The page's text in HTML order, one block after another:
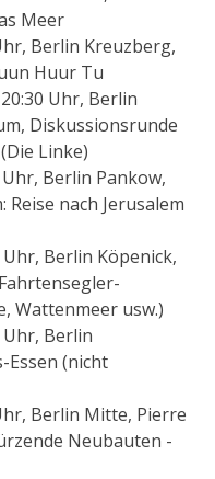
Meer
Berlin Kreuzberg,
Huur Tu
Uhr, Berlin
Diskussionsrunde
Linke)
Berlin Pankow,
nach Jerusalem
Uhr, Berlin Köpenick,
Wattenmeer usw.)
Uhr, Berlin
(nicht
Berlin Mitte, Pierre
Neubauten -